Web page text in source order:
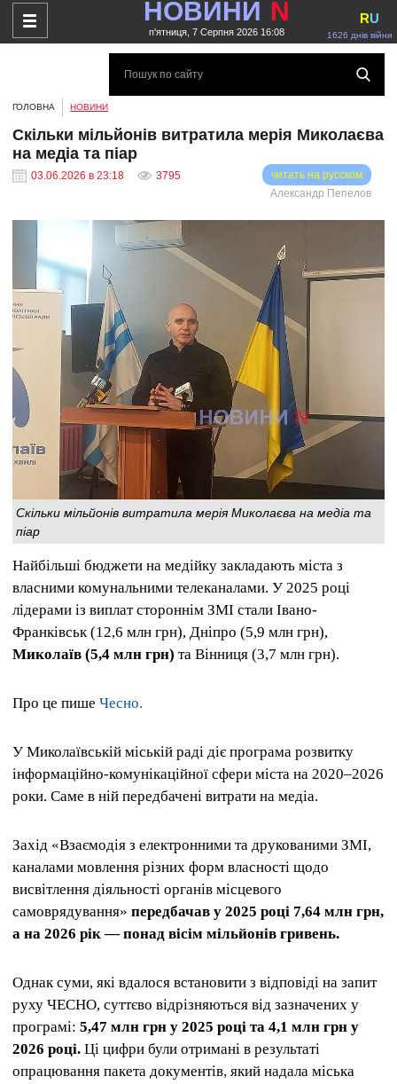
НОВИНИ N
п'ятниця, 7 Серпня 2026 16:08 1626 днів війни
RU
ГОЛОВНА НОВИНИ
Скільки мільйонів витратила мерія Миколаєва
на медіа та піар
03.06.2026 в 23:18 3795
читать на русском
Александр Пепелов
Скільки мільйонів витратила мерія Миколаєва на медіа та
піар
Найбільші бюджети на медійку закладають міста з
власними комунальними телеканалами. У 2025 році
лідерами із виплат стороннім ЗМІ стали Івано-
Франківськ (12,6 млн грн), Дніпро (5,9 млн грн),
Миколаїв (5,4 млн грн) та Вінниця (3,7 млн ​​грн).
Про це пише Чесно.
У Миколаївській міській раді діє програма розвитку
інформаційно-комунікаційної сфери міста на 2020–2026
роки. Саме в ній передбачені витрати на медіа.
Захід «Взаємодія з електронними та друкованими ЗМІ,
каналами мовлення різних форм власності щодо
висвітлення діяльності органів місцевого
самоврядування» передбачав у 2025 році 7,64 млн грн,
а на 2026 рік — понад вісім мільйонів гривень.
Однак суми, які вдалося встановити з відповіді на запит
руху ЧЕСНО, суттєво відрізняються від зазначених у
програмі: 5,47 млн грн у 2025 році та 4,1 млн грн у
2026 році. Ці цифри були отримані в результаті
опрацювання пакета документів, який надала міська